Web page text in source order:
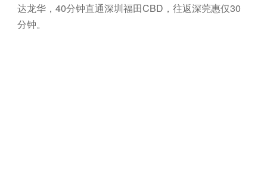
达龙华，40分钟直通深圳福田CBD，往返深莞惠仅30
分钟。